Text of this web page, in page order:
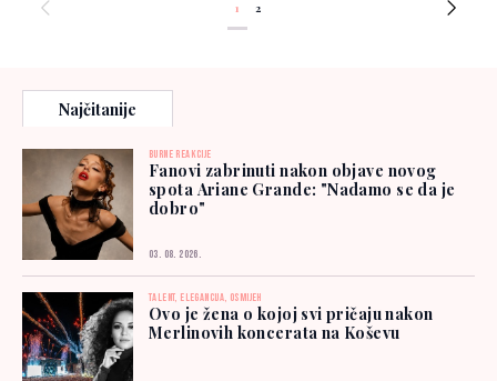
1 2
Najčitanije
BURNE REAKCIJE
Fanovi zabrinuti nakon objave novog
spota Ariane Grande: "Nadamo se da je
dobro"
03. 08. 2026.
TALENT, ELEGANCIJA, OSMIJEH
Ovo je žena o kojoj svi pričaju nakon
Merlinovih koncerata na Koševu